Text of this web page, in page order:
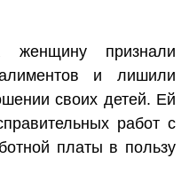
признали
и лишили
своих детей. Ей
работ с
платы в пользу